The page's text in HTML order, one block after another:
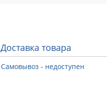
Доставка товара
Самовывоз - недоступен